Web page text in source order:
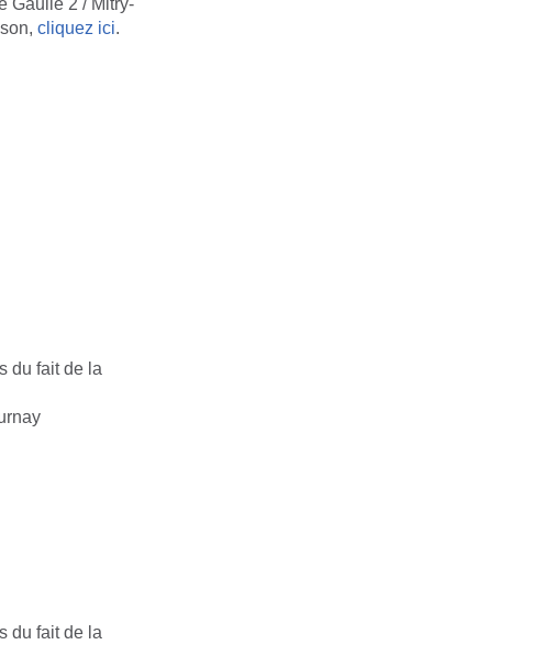
cliquez ici.
du fait de la
du fait de la